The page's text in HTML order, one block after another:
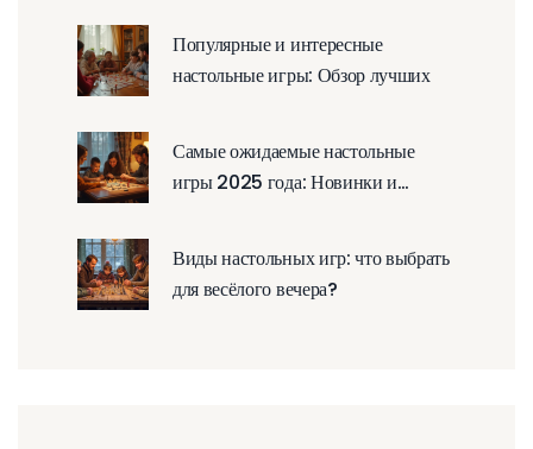
Популярные и интересные
настольные игры: Обзор лучших
Самые ожидаемые настольные
игры 2025 года: Новинки и
Виды настольных игр: что выбрать
для весёлого вечера?